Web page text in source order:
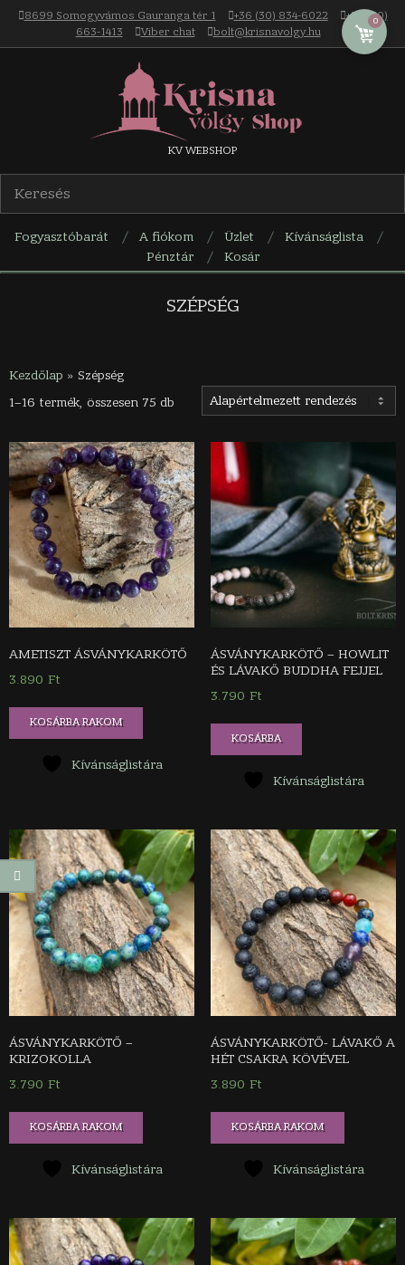
Skip
content
8699 Somogyvámos Gauranga tér 1 +36 (30) 834-6022
+36 (30)
663-1413
Viber chat bolt@krisnavolgy.hu
Krisna-
völgy
webáruház
KV WEBSHOP
Fogyasztóbarát A fiókom Üzlet
Kívánságlista
Pénztár
Kosár
SZÉPSÉG
Kezdőlap » Szépség
1–16 termék, összesen 75 db
AMETISZT ÁSVÁNYKARKÖTŐ
3.890 Ft
KOSÁRBA RAKOM
Kívánságlistára
ÁSVÁNYKARKÖTŐ – HOWLIT
ÉS LÁVAKŐ BUDDHA FEJJEL
3.790 Ft
KOSÁRBA
Ennek
több
van.
A
változatok
a
termékoldalon
választhatók
ki
Kívánságlistára
ÁSVÁNYKARKÖTŐ –
KRIZOKOLLA
3.790 Ft
KOSÁRBA RAKOM
Kívánságlistára
ÁSVÁNYKARKÖTŐ- LÁVAKŐ A
HÉT CSAKRA KÖVÉVEL
3.890 Ft
KOSÁRBA RAKOM
Kívánságlistára
0